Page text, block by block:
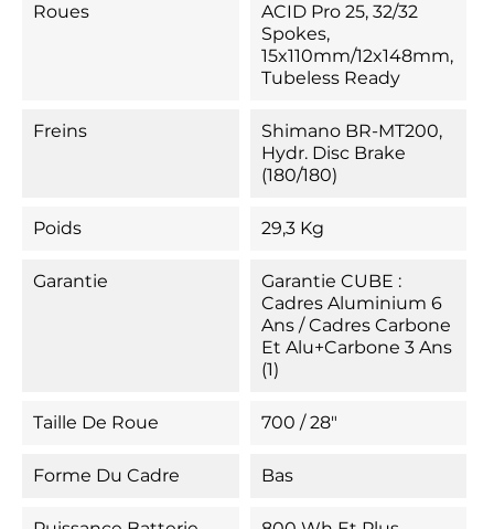
Roues
ACID Pro 25, 32/32
Spokes,
15x110mm/12x148mm,
Tubeless Ready
Freins
Shimano BR-MT200,
Hydr. Disc Brake
(180/180)
Poids 29,3 Kg
Garantie
Garantie CUBE :
Cadres Aluminium 6
Ans / Cadres Carbone
Et Alu+Carbone 3 Ans
(1)
Taille De Roue 700 / 28"
Forme Du Cadre Bas